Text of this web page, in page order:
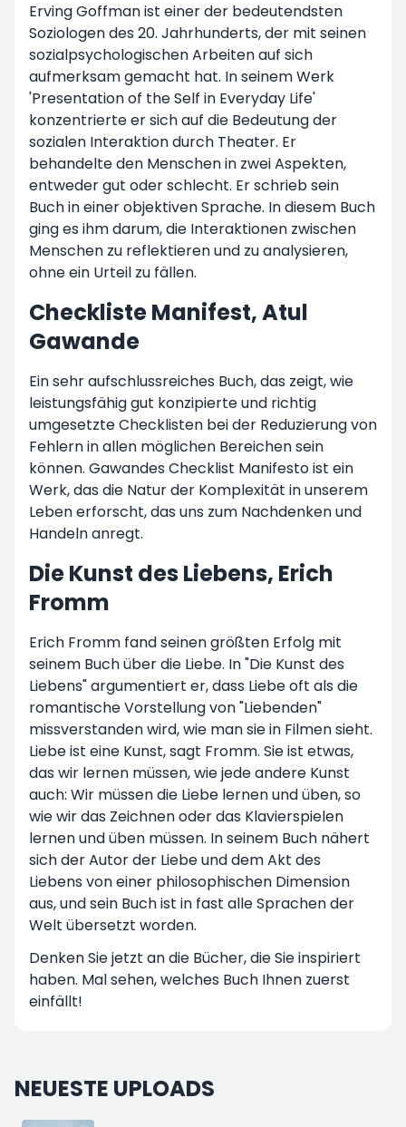
Erving Goffman ist einer der bedeutendsten
Soziologen des 20. Jahrhunderts, der mit seinen
sozialpsychologischen Arbeiten auf sich
aufmerksam gemacht hat. In seinem Werk
'Presentation of the Self in Everyday Life'
konzentrierte er sich auf die Bedeutung der
sozialen Interaktion durch Theater. Er
behandelte den Menschen in zwei Aspekten,
entweder gut oder schlecht. Er schrieb sein
Buch in einer objektiven Sprache. In diesem Buch
ging es ihm darum, die Interaktionen zwischen
Menschen zu reflektieren und zu analysieren,
ohne ein Urteil zu fällen.
Checkliste Manifest, Atul
Gawande
Ein sehr aufschlussreiches Buch, das zeigt, wie
leistungsfähig gut konzipierte und richtig
umgesetzte Checklisten bei der Reduzierung von
Fehlern in allen möglichen Bereichen sein
können. Gawandes Checklist Manifesto ist ein
Werk, das die Natur der Komplexität in unserem
Leben erforscht, das uns zum Nachdenken und
Handeln anregt.
Die Kunst des Liebens, Erich
Fromm
Erich Fromm fand seinen größten Erfolg mit
seinem Buch über die Liebe. In "Die Kunst des
Liebens" argumentiert er, dass Liebe oft als die
romantische Vorstellung von "Liebenden"
missverstanden wird, wie man sie in Filmen sieht.
Liebe ist eine Kunst, sagt Fromm. Sie ist etwas,
das wir lernen müssen, wie jede andere Kunst
auch: Wir müssen die Liebe lernen und üben, so
wie wir das Zeichnen oder das Klavierspielen
lernen und üben müssen. In seinem Buch nähert
sich der Autor der Liebe und dem Akt des
Liebens von einer philosophischen Dimension
aus, und sein Buch ist in fast alle Sprachen der
Welt übersetzt worden.
Denken Sie jetzt an die Bücher, die Sie inspiriert
haben. Mal sehen, welches Buch Ihnen zuerst
einfällt!
NEUESTE UPLOADS